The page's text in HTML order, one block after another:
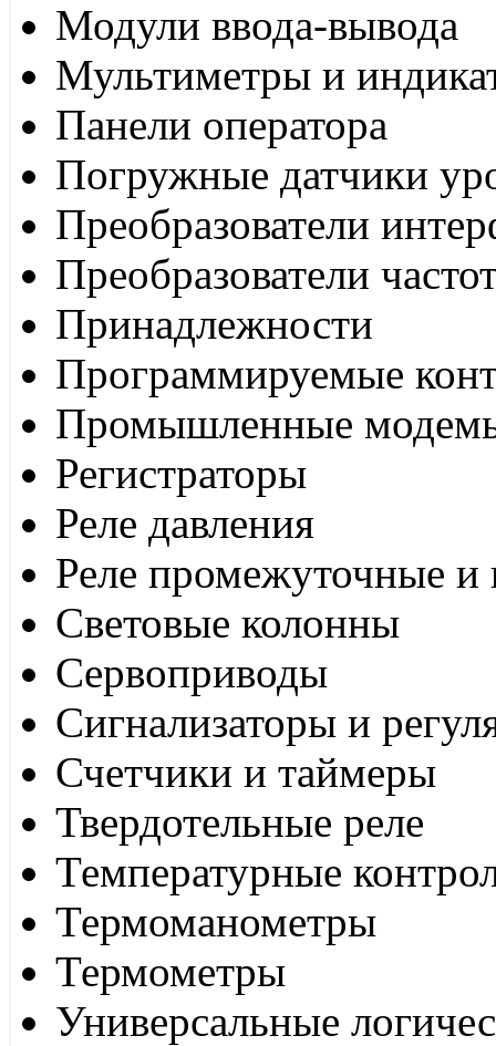
Модули ввода-вывода
Мультиметры и
Панели оператора
Погружные датчики
Преобразователи
Преобразователи
Принадлежности
Программируемые
Промышленные
Регистраторы
Реле давления
Реле промежуточные и
Световые колонны
Сервоприводы
Сигнализаторы и
Счетчики и таймеры
Твердотельные реле
Температурные
Термоманометры
Термометры
Универсальные